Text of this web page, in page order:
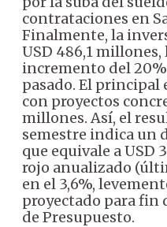
contrataciones en
Finalmente, la
USD 486,1
incremento del
pasado. El principal
con proyectos
millones. Así, el
semestre indica un
que equivale a USD
rojo anualizado
en el 3,6%,
proyectado para fin
de Presupuesto.